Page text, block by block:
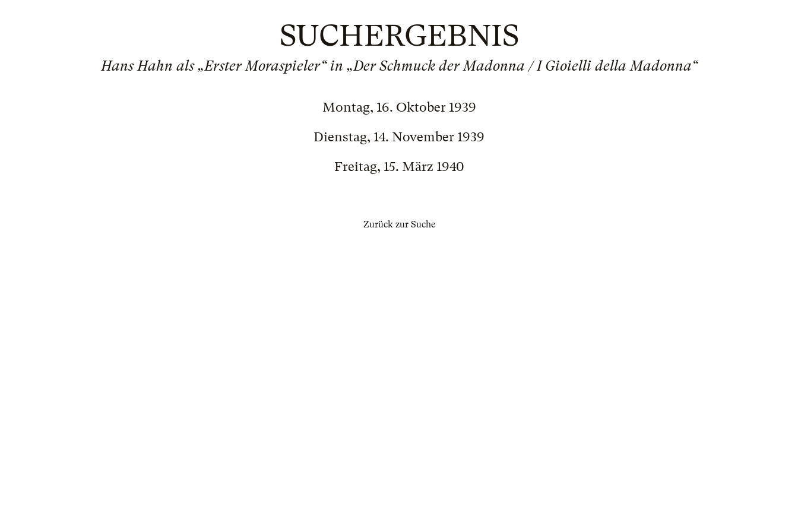
SUCHERGEBNIS
Hans Hahn als „Erster Moraspieler“ in „Der Schmuck der Madonna / I Gioielli della Madonna“
Montag, 16. Oktober 1939
Dienstag, 14. November 1939
Freitag, 15. März 1940
Zurück zur Suche